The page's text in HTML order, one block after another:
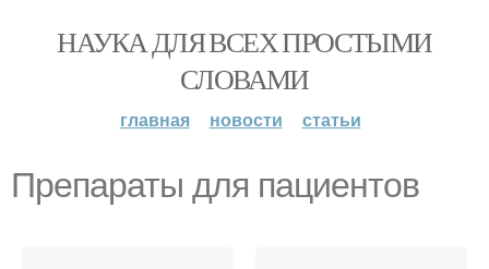
НАУКА ДЛЯ ВСЕХ ПРОСТЫМИ
СЛОВАМИ
главная новости статьи
Препараты для пациентов